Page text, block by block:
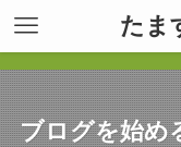
たま
ブログを始め